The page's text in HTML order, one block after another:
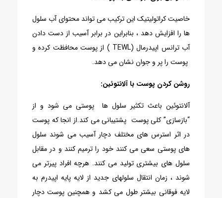
خاصیت کراتولیتیک این ترکیب می تواند محتوای آب سلول
ها را افزایش دهد ، بنابراین در برابر آسیب از دست دادن
آب ترانس اپیدرمال (TEWL ) از پوست محافظت کرده و
پوست را پر و جوان نشان می دهد.
روشن کردن پوست با آلانتوئین:
آلانتوئین باعث تکثیر سلول ها پوستی می شود و از
“بازسازی” کلی پوست پشتیبانی می کند.از انجا که پوست
در اثر استرس های مختلف دچار آسیب می شوند سلول
های پوستی سعی می کنند خود را ترمیم کنند و در مقابل
سلول های بیشتری تولید می کنند. هرچه افراد پیرتر می
شوند ، زمان انتقال سلولهای جدید از لایه پایه اپیدرم به
لایه فوقانی بیشتر طول می کشد و همچنین پوست دچار